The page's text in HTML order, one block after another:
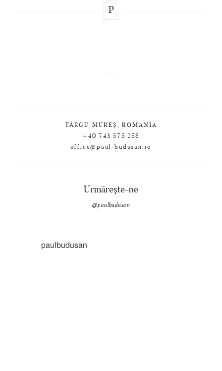
P
TÂRGU MUREȘ, ROMANIA
+40 743 575 258
office@paul-budusan.ro
Urmărește-ne
@paulbudusan
paulbudusan